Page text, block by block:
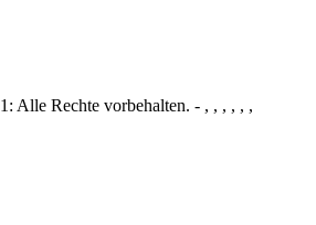
Alle Rechte vorbehalten. - , , , , , ,